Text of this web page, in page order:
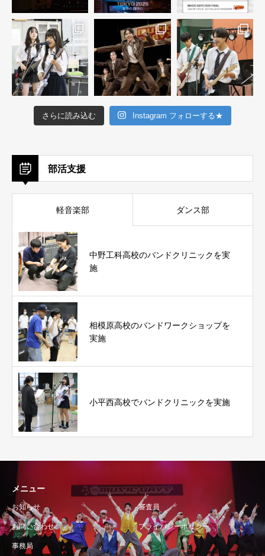
さらに読み込む Instagram フォローする★
部活支援
軽音楽部 ダンス部
中野工科高校のバンドクリニックを実
施
相模原高校のバンドワークショップを
実施
小平西高校でバンドクリニックを実施
メニュー
お知らせ 審査員
お問い合わせ プライバシーポリシー
事務局